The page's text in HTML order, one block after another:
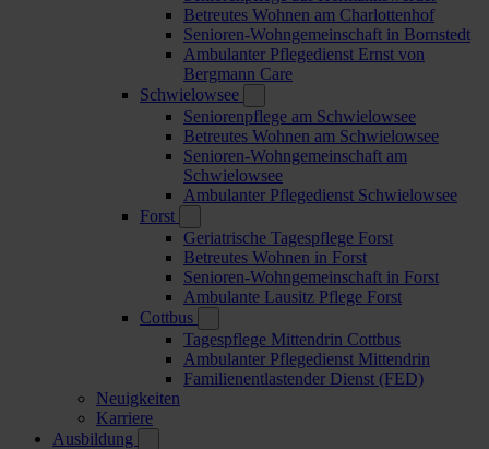
Betreutes Wohnen am Charlottenhof
Senioren-Wohngemeinschaft in Bornstedt
Ambulanter Pflegedienst Ernst von
Bergmann Care
Schwielowsee
Seniorenpflege am Schwielowsee
Betreutes Wohnen am Schwielowsee
Senioren-Wohngemeinschaft am
Schwielowsee
Ambulanter Pflegedienst Schwielowsee
Forst
Geriatrische Tagespflege Forst
Betreutes Wohnen in Forst
Senioren-Wohngemeinschaft in Forst
Ambulante Lausitz Pflege Forst
Cottbus
Tagespflege Mittendrin Cottbus
Ambulanter Pflegedienst Mittendrin
Familienentlastender Dienst (FED)
Neuigkeiten
Karriere
Ausbildung